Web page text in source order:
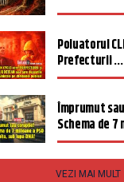
Poluatorul
Prefecturii ...
Împrumut
Schema de 7
VEZI MAI MULT